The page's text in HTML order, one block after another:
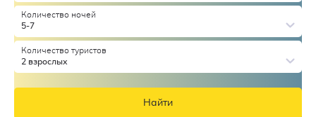
Количество ночей
5-7
Количество туристов
2 взрослых
Найти